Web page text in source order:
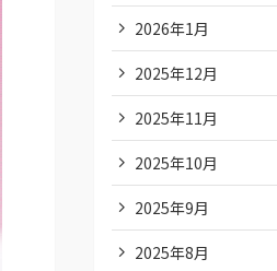
2026年1月
2025年12月
2025年11月
2025年10月
2025年9月
2025年8月